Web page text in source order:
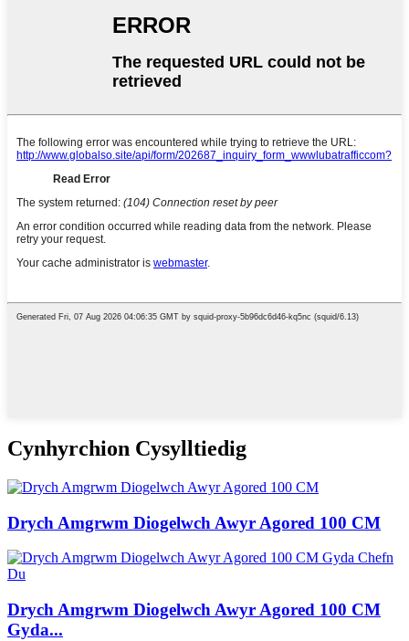
Cynhyrchion Cysylltiedig
Drych Amgrwm Diogelwch Awyr Agored 100 CM
Drych Amgrwm Diogelwch Awyr Agored 100 CM
Gyda...